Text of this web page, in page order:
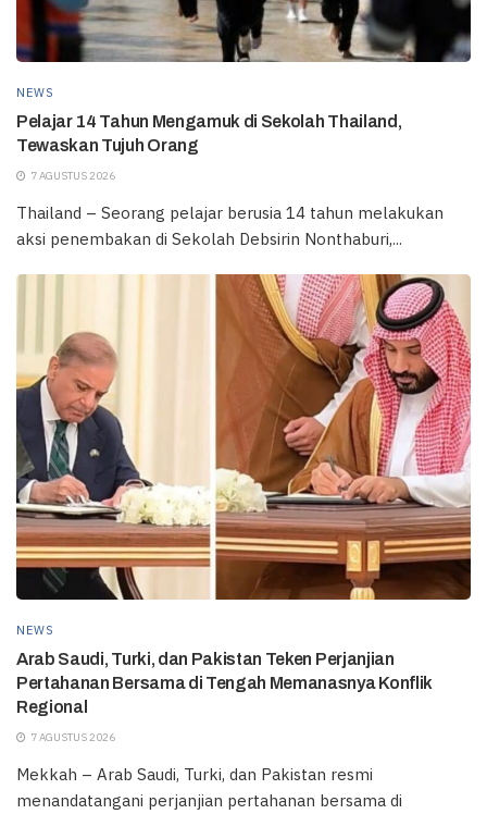
NEWS
Pelajar 14 Tahun Mengamuk di Sekolah Thailand,
Tewaskan Tujuh Orang
7 AGUSTUS 2026
Thailand – Seorang pelajar berusia 14 tahun melakukan
aksi penembakan di Sekolah Debsirin Nonthaburi,...
NEWS
Arab Saudi, Turki, dan Pakistan Teken Perjanjian
Pertahanan Bersama di Tengah Memanasnya Konflik
Regional
7 AGUSTUS 2026
Mekkah – Arab Saudi, Turki, dan Pakistan resmi
menandatangani perjanjian pertahanan bersama di